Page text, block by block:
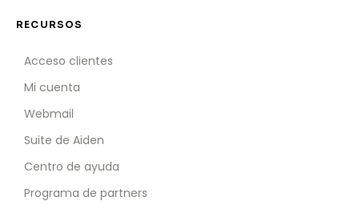
RECURSOS
Acceso clientes
Mi cuenta
Webmail
Suite de Aiden
Centro de ayuda
Programa de partners